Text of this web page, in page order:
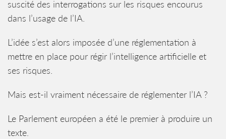
suscité des interrogations sur les risques encourus
dans l’usage de l’IA.
L’idée s’est alors imposée d’une réglementation à
mettre en place pour régir l’intelligence artificielle et
ses risques.
Mais est-il vraiment nécessaire de réglementer l’IA ?
Le Parlement européen a été le premier à produire un
texte.